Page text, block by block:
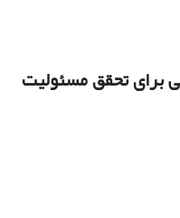
برای تحقق مسئولیت